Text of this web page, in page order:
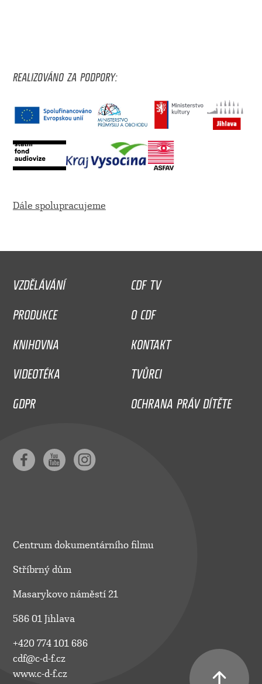
REALIZOVÁNO ZA PODPORY:
Dále spolupracujeme
VZDĚLÁVÁNÍ
CDF TV
PRODUKCE
O CDF
KNIHOVNA
KONTAKT
VIDEOTÉKA
TVŮRCI
GDPR
OCHRANA PRÁV DÍTĚTE
Centrum dokumentárního filmu
Stříbrný dům
Masarykovo náměstí 21
586 01 Jihlava
+420 774 101 686
cdf@c-d-f.cz
www.c-d-f.cz